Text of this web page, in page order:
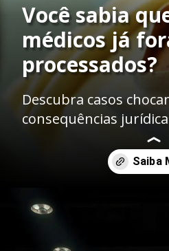
Você sabia
médicos já
processados?
Descubra casos
consequências
Opening